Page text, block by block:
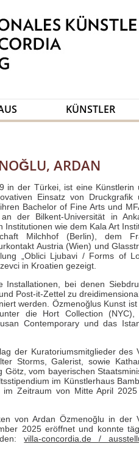
KÜNSTLER
ARDAN
in der Türkei, ist eine Künstlerin
Einsatz von Druckgrafik
Bachelor of Fine Arts und
der Bilkent-Universität in
Institutionen wie dem Kala Art
Milchhof (Berlin), dem
Austria (Wien) und
„Oblici Ljubavi / Forms of
in Kroatien gezeigt.
Installationen, bei denen
Post-it-Zettel zu
werden. Özmenoğlus Kunst ist
die Hort Collection (NYC),
Contemporary und das
der Kuratoriumsmitglieder des
Storms, Galerist, sowie
Götz, vom bayerischen
im Künstlerhaus
im Zeitraum von Mitte April
von Ardan Özmenoğlu in der
2025 eröffnet und konnte
villa-concordia.de /